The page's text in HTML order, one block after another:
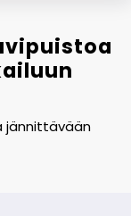
jännittävään